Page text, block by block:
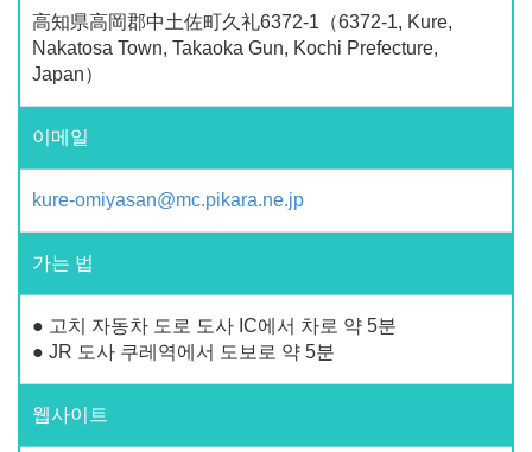
高知県高岡郡中土佐町久礼6372-1（6372-1, Kure,
Nakatosa Town, Takaoka Gun, Kochi Prefecture,
Japan）
이메일
kure-omiyasan@mc.pikara.ne.jp
가는 법
● 고치 자동차 도로 도사 IC에서 차로 약 5분
● JR 도사 쿠레역에서 도보로 약 5분
웹사이트